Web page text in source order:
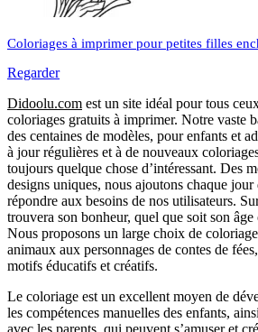
Coloriages à imprimer pour petites filles
Regarder
Didoolu.com est un site idéal pour tous
coloriages gratuits à imprimer. Notre vaste
des centaines de modèles, pour enfants et
à jour régulières et à de nouveaux
toujours quelque chose d’intéressant. Des
designs uniques, nous ajoutons chaque jour
répondre aux besoins de nos utilisateurs.
trouvera son bonheur, quel que soit son âge
Nous proposons un large choix de
animaux aux personnages de contes de
motifs éducatifs et créatifs.
Le coloriage est un excellent moyen de
les compétences manuelles des enfants,